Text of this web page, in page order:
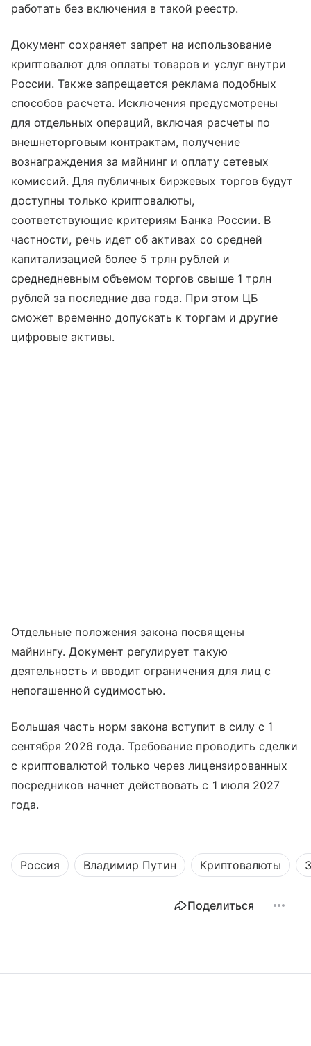
работать без включения в такой реестр.
Документ сохраняет запрет на использование
криптовалют для оплаты товаров и услуг внутри
России. Также запрещается реклама подобных
способов расчета. Исключения предусмотрены
для отдельных операций, включая расчеты по
внешнеторговым контрактам, получение
вознаграждения за майнинг и оплату сетевых
комиссий. Для публичных биржевых торгов будут
доступны только криптовалюты,
соответствующие критериям Банка России. В
частности, речь идет об активах со средней
капитализацией более 5 трлн рублей и
среднедневным объемом торгов свыше 1 трлн
рублей за последние два года. При этом ЦБ
сможет временно допускать к торгам и другие
цифровые активы.
Отдельные положения закона посвящены
майнингу. Документ регулирует такую
деятельность и вводит ограничения для лиц с
непогашенной судимостью.
Большая часть норм закона вступит в силу с 1
сентября 2026 года. Требование проводить сделки
с криптовалютой только через лицензированных
посредников начнет действовать с 1 июля 2027
года.
Россия Владимир Путин Криптовалюты
Поделиться